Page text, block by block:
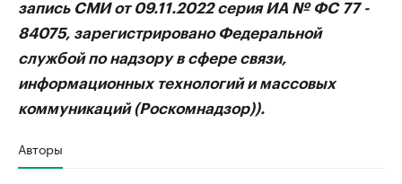
запись СМИ от 09.11.2022 серия ИА № ФС 77 -
84075, зарегистрировано Федеральной
службой по надзору в сфере связи,
информационных технологий и массовых
коммуникаций (Роскомнадзор)).
Авторы